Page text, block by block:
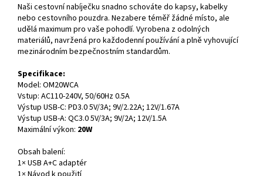
Naši cestovní nabíječku snadno schováte do kapsy, kabelky
nebo cestovního pouzdra. Nezabere téměř žádné místo, ale
udělá maximum pro vaše pohodlí. Vyrobena z odolných
materiálů, navržená pro každodenní používání a plně vyhovující
mezinárodním bezpečnostním standardům.
Specifikace:
Model: OM20WCA
Vstup: AC110-240V, 50/60Hz 0.5A
Výstup USB-C: PD3.0 5V/3A; 9V/2.22A; 12V/1.67A
Výstup USB-A: QC3.0 5V/3A; 9V/2A; 12V/1.5A
Maximální výkon: 20W
Obsah balení:
1× USB A+C adaptér